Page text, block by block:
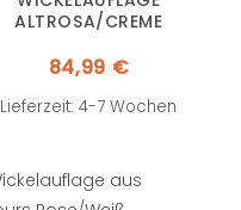
ALTROSA/CREME
84,99 €
Lieferzeit: 4-7 Wochen